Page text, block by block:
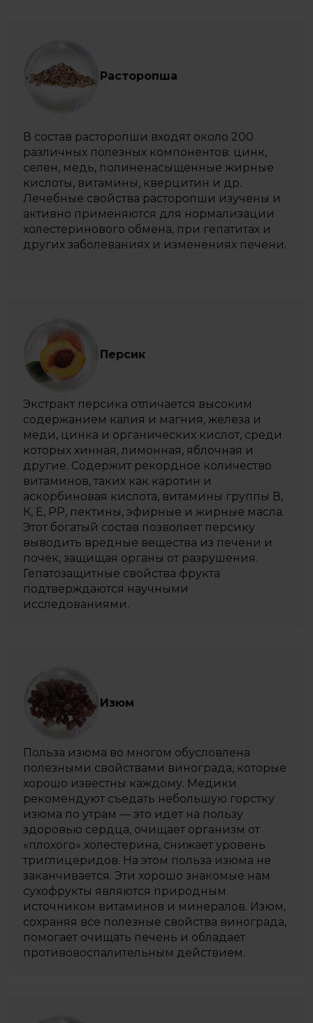
Расторопша
В состав расторопши входят около 200
различных полезных компонентов: цинк,
селен, медь, полиненасыщенные жирные
кислоты, витамины, кверцитин и др.
Лечебные свойства расторопши изучены и
активно применяются для нормализации
холестеринового обмена, при гепатитах и
других заболеваниях и изменениях печени.
Персик
Экстракт персика отличается высоким
содержанием калия и магния, железа и
меди, цинка и органических кислот, среди
которых хинная, лимонная, яблочная и
другие. Содержит рекордное количество
витаминов, таких как каротин и
аскорбиновая кислота, витамины группы В,
К, Е, РР, пектины, эфирные и жирные масла.
Этот богатый состав позволяет персику
выводить вредные вещества из печени и
почек, защищая органы от разрушения.
Гепатозащитные свойства фрукта
подтверждаются научными
исследованиями.
Изюм
Польза изюма во многом обусловлена
полезными свойствами винограда, которые
хорошо известны каждому. Медики
рекомендуют съедать небольшую горстку
изюма по утрам — это идет на пользу
здоровью сердца, очищает организм от
«плохого» холестерина, снижает уровень
триглицеридов. На этом польза изюма не
заканчивается. Эти хорошо знакомые нам
сухофрукты являются природным
источником витаминов и минералов. Изюм,
сохраняя все полезные свойства винограда,
помогает очищать печень и обладает
противовоспалительным действием.